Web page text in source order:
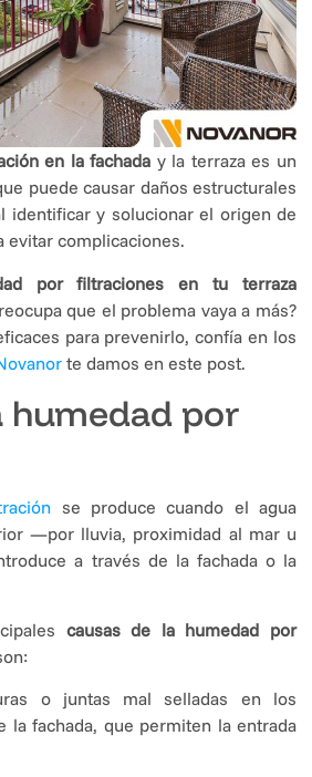
en la fachada y la terraza es un
puede causar daños estructurales
identificar y solucionar el origen de
evitar complicaciones.
por filtraciones en tu terraza
que el problema vaya a más?
para prevenirlo, confía en los
te damos en este post.
humedad por
se produce cuando el agua
—por lluvia, proximidad al mar u
a través de la fachada o la
causas de la humedad por
o juntas mal selladas en los
la fachada, que permiten la entrada